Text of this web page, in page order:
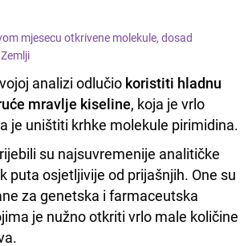
mjesecu otkrivene molekule, dosad
analizi odlučio koristiti hladnu
mravlje kiseline, koja je vrlo
je uništiti krhke molekule pirimidina.
su najsuvremenije analitičke
puta osjetljivije od prijašnjih. One su
za genetska i farmaceutska
je nužno otkriti vrlo male količine